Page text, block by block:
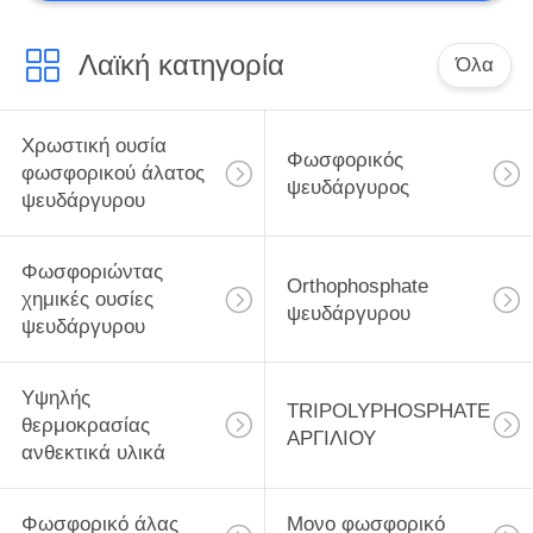
Λαϊκή κατηγορία Όλα
Χρωστική ουσία
φωσφορικού άλατος
ψευδάργυρου
Φωσφορικός
ψευδάργυρος
Φωσφοριώντας
χημικές ουσίες
ψευδάργυρου
Orthophosphate
ψευδάργυρου
Υψηλής
θερμοκρασίας
ανθεκτικά υλικά
TRIPOLYPHOSPHATE
ΑΡΓΙΛΙΟΥ
Φωσφορικό άλας Μονο φωσφορικό